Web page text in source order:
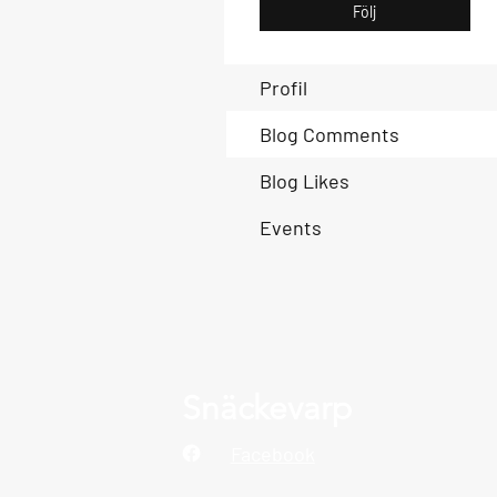
Följ
Profil
Blog Comments
Blog Likes
Events